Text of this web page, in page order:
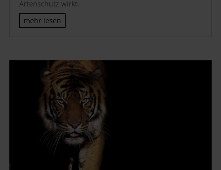
Artenschutz wirkt.
mehr lesen